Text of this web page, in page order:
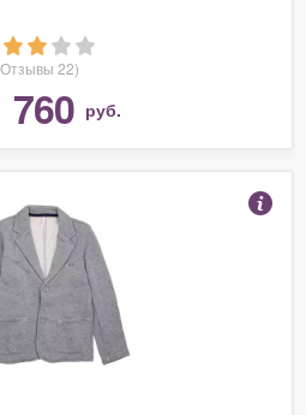
22)
760 руб.